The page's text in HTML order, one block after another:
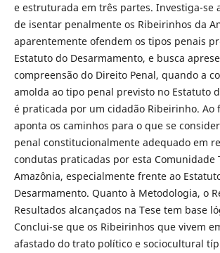
e estruturada em três partes. Investiga-se
de isentar penalmente os Ribeirinhos da
aparentemente ofendem os tipos penais
Estatuto do Desarmamento, e busca
compreensão do Direito Penal, quando a
amolda ao tipo penal previsto no Estatuto
é praticada por um cidadão Ribeirinho. Ao
aponta os caminhos para o que se
penal constitucionalmente adequado em
condutas praticadas por esta Comunidade
Amazônia, especial­mente frente ao
Desarmamento. Quanto à Metodologia, o
Resultados alcançados na Tese tem base
Conclui-se que os Ribeirinhos que vivem
afastado do trato político e so­ciocultural